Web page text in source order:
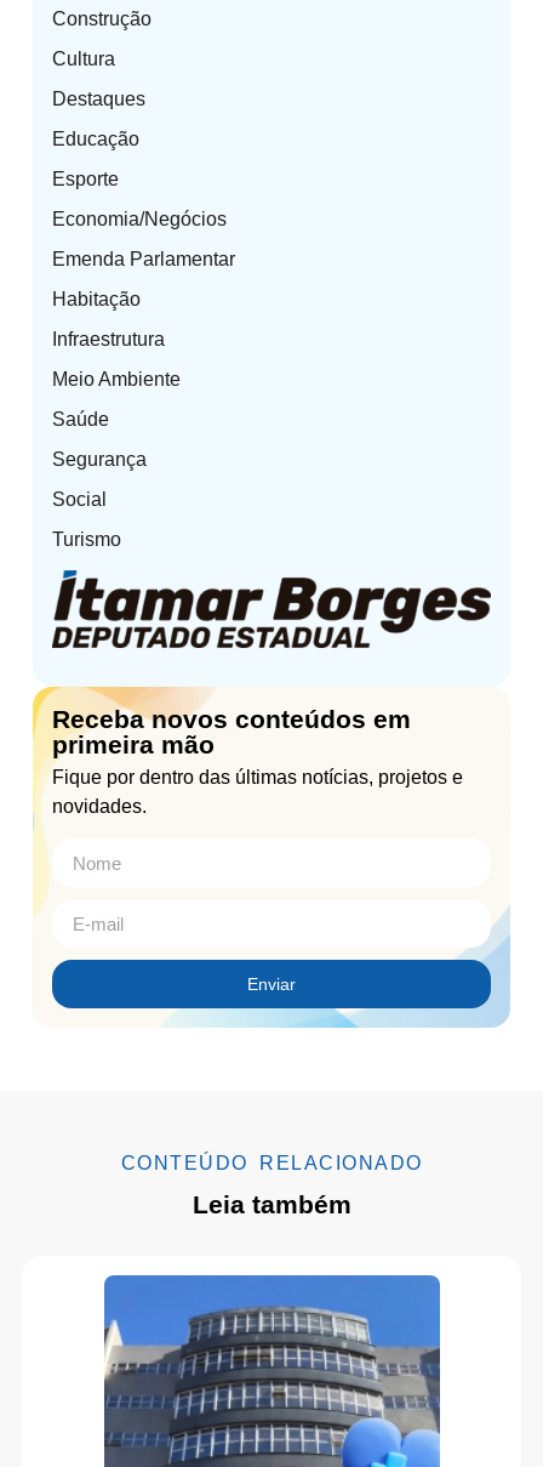
Construção
Cultura
Destaques
Educação
Esporte
Economia/Negócios
Emenda Parlamentar
Habitação
Infraestrutura
Meio Ambiente
Saúde
Segurança
Social
Turismo
Receba novos conteúdos em
primeira mão
Fique por dentro das últimas notícias, projetos e
novidades.
Enviar
CONTEÚDO RELACIONADO
Leia também